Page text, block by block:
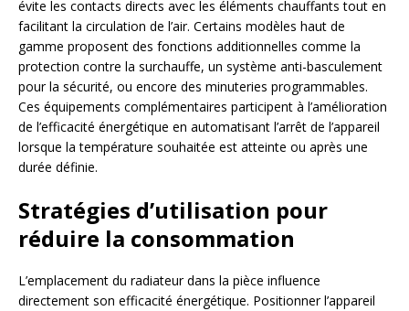
évite les contacts directs avec les éléments chauffants tout en
facilitant la circulation de l’air. Certains modèles haut de
gamme proposent des fonctions additionnelles comme la
protection contre la surchauffe, un système anti-basculement
pour la sécurité, ou encore des minuteries programmables.
Ces équipements complémentaires participent à l’amélioration
de l’efficacité énergétique en automatisant l’arrêt de l’appareil
lorsque la température souhaitée est atteinte ou après une
durée définie.
Stratégies d’utilisation pour
réduire la consommation
L’emplacement du radiateur dans la pièce influence
directement son efficacité énergétique. Positionner l’appareil